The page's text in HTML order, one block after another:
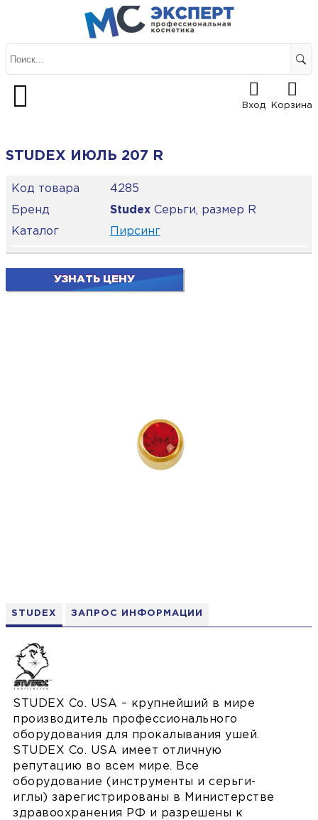
Вход Корзина
STUDEX ЗАПРОС ИНФОРМАЦИИ
STUDEX Co. USA – крупнейший в мире
производитель профессионального
оборудования для прокалывания ушей.
STUDEX Co. USA имеет отличную
репутацию во всем мире. Все
оборудование (инструменты и серьги-
иглы) зарегистрированы в Министерстве
здравоохранения РФ и разрешены к
STUDEX ИЮЛЬ 207 R
Код товара
4285
Бренд
StudexСерьги, размер R
Каталог
Пирсинг
УЗНАТЬ ЦЕНУ